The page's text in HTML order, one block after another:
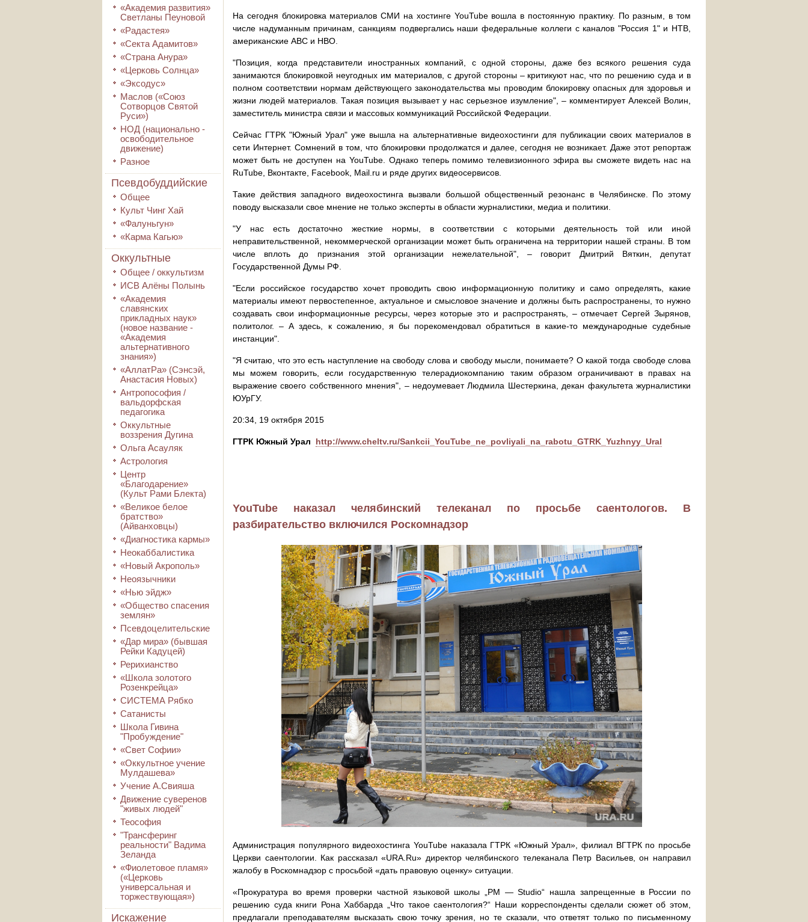
«Академия развития»
Светланы Пеуновой
«Радастея»
«Секта Адамитов»
«Страна Анура»
«Церковь Солнца»
«Эксодус»
Маслов («Союз
Сотворцов Святой
Руси»)
НОД (национально -
освободительное
движение)
Разное
Псевдобуддийские
Общее
Культ Чинг Хай
«Фалуньгун»
«Карма Кагью»
Оккультные
Общее / оккультизм
ИСВ Алёны Полынь
«Академия
славянских
прикладных наук»
(новое название -
«Академия
альтернативного
знания»)
«АллатРа» (Сэнсэй,
Анастасия Новых)
Антропософия /
вальдорфская
педагогика
Оккультные
воззрения Дугина
Ольга Асауляк
Астрология
Центр
«Благодарение»
(Культ Рами Блекта)
«Великое белое
братство»
(Айванховцы)
«Диагностика кармы»
Неокаббалистика
«Новый Акрополь»
Неоязычники
«Нью эйдж»
«Общество спасения
землян»
Псевдоцелительские
«Дар мира» (бывшая
Рейки Кадуцей)
Рерихианство
«Школа золотого
Розенкрейца»
СИСТЕМА Рябко
Сатанисты
Школа Гивина
"Пробуждение"
«Свет Софии»
«Оккультное учение
Мулдашева»
Учение А.Свияша
Движение суверенов
"живых людей"
Теософия
"Трансферинг
реальности" Вадима
Зеланда
«Фиолетовое пламя»
(«Церковь
универсальная и
торжествующая»)
Искажение
На сегодня блокировка материалов СМИ на хостинге YouTube вошла в постоянную практику. По разным, в том
числе надуманным причинам, санкциям подвергались наши федеральные коллеги с каналов "Россия 1" и НТВ,
американские ABC и HBO.
"Позиция, когда представители иностранных компаний, с одной стороны, даже без всякого решения суда
занимаются блокировкой неугодных им материалов, с другой стороны – критикуют нас, что по решению суда и в
полном соответствии нормам действующего законодательства мы проводим блокировку опасных для здоровья и
жизни людей материалов. Такая позиция вызывает у нас серьезное изумление", – комментирует Алексей Волин,
заместитель министра связи и массовых коммуникаций Российской Федерации.
Сейчас ГТРК "Южный Урал" уже вышла на альтернативные видеохостинги для публикации своих материалов в
сети Интернет. Сомнений в том, что блокировки продолжатся и далее, сегодня не возникает. Даже этот репортаж
может быть не доступен на YouTube. Однако теперь помимо телевизионного эфира вы сможете видеть нас на
RuTube, Вконтакте, Facebook, Mail.ru и ряде других видеосервисов.
Такие действия западного видеохостинга вызвали большой общественный резонанс в Челябинске. По этому
поводу высказали свое мнение не только эксперты в области журналистики, медиа и политики.
"У нас есть достаточно жесткие нормы, в соответствии с которыми деятельность той или иной
неправительственной, некоммерческой организации может быть ограничена на территории нашей страны. В том
числе вплоть до признания этой организации нежелательной", – говорит Дмитрий Вяткин, депутат
Государственной Думы РФ.
"Если российское государство хочет проводить свою информационную политику и само определять, какие
материалы имеют первостепенное, актуальное и смысловое значение и должны быть распространены, то нужно
создавать свои информационные ресурсы, через которые это и распространять, – отмечает Сергей Зырянов,
политолог. – А здесь, к сожалению, я бы порекомендовал обратиться в какие-то международные судебные
инстанции".
"Я считаю, что это есть наступление на свободу слова и свободу мысли, понимаете? О какой тогда свободе слова
мы можем говорить, если государственную телерадиокомпанию таким образом ограничивают в правах на
выражение своего собственного мнения", – недоумевает Людмила Шестеркина, декан факультета журналистики
ЮУрГУ.
20:34, 19 октября 2015
ГТРК Южный Урал http://www.cheltv.ru/Sankcii_YouTube_ne_povliyali_na_rabotu_GTRK_Yuzhnyy_Ural
YouTube наказал челябинский телеканал по просьбе саентологов. В
разбирательство включился Роскомнадзор
Администрация популярного видеохостинга YouTube наказала ГТРК «Южный Урал», филиал ВГТРК по просьбе
Церкви саентологии. Как рассказал «URA.Ru» директор челябинского телеканала Петр Васильев, он направил
жалобу в Роскомнадзор с просьбой «дать правовую оценку» ситуации.
«Прокуратура во время проверки частной языковой школы „РМ — Studio“ нашла запрещенные в России по
решению суда книги Рона Хаббарда „Что такое саентология?“ Наши корреспонденты сделали сюжет об этом,
предлагали преподавателям высказать свою точку зрения, но те сказали, что ответят только по письменному